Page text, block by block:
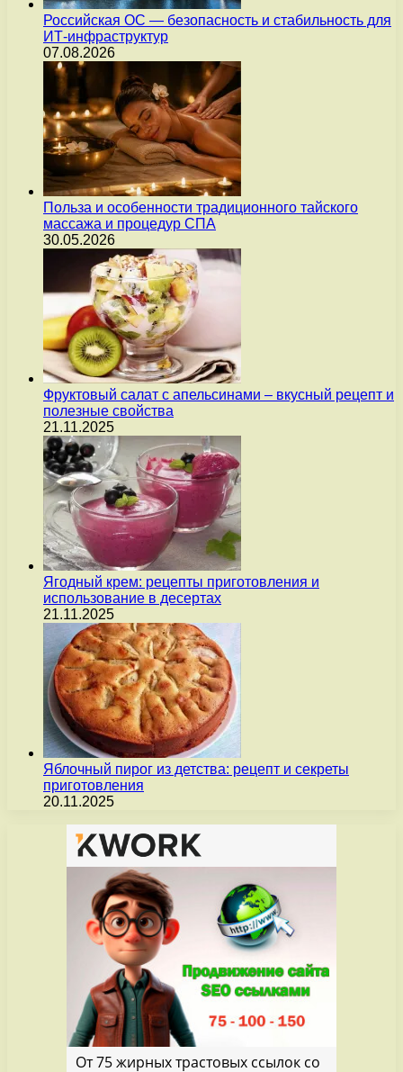
Российская ОС — безопасность и стабильность для
ИТ-инфраструктур
07.08.2026
Польза и особенности традиционного тайского
массажа и процедур СПА
30.05.2026
Фруктовый салат с апельсинами – вкусный рецепт и
полезные свойства
21.11.2025
Ягодный крем: рецепты приготовления и
использование в десертах
21.11.2025
Яблочный пирог из детства: рецепт и секреты
приготовления
20.11.2025